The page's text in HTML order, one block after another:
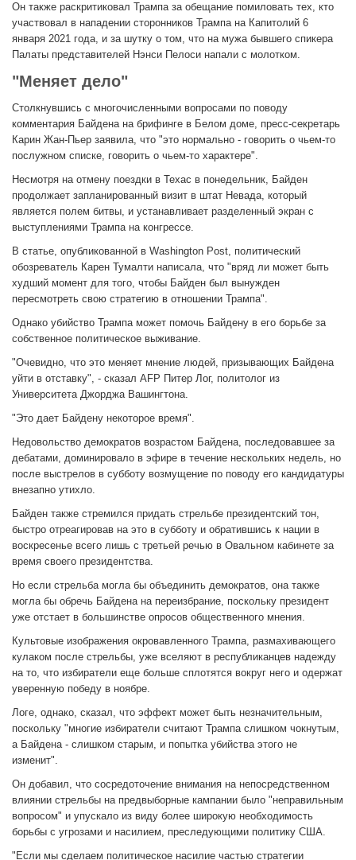
Он также раскритиковал Трампа за обещание помиловать тех, кто
участвовал в нападении сторонников Трампа на Капитолий 6
января 2021 года, и за шутку о том, что на мужа бывшего спикера
Палаты представителей Нэнси Пелоси напали с молотком.
"Меняет дело"
Столкнувшись с многочисленными вопросами по поводу
комментария Байдена на брифинге в Белом доме, пресс-секретарь
Карин Жан-Пьер заявила, что "это нормально - говорить о чьем-то
послужном списке, говорить о чьем-то характере".
Несмотря на отмену поездки в Техас в понедельник, Байден
продолжает запланированный визит в штат Невада, который
является полем битвы, и устанавливает разделенный экран с
выступлениями Трампа на конгрессе.
В статье, опубликованной в Washington Post, политический
обозреватель Карен Тумалти написала, что "вряд ли может быть
худший момент для того, чтобы Байден был вынужден
пересмотреть свою стратегию в отношении Трампа".
Однако убийство Трампа может помочь Байдену в его борьбе за
собственное политическое выживание.
"Очевидно, что это меняет мнение людей, призывающих Байдена
уйти в отставку", - сказал AFP Питер Лог, политолог из
Университета Джорджа Вашингтона.
"Это дает Байдену некоторое время".
Недовольство демократов возрастом Байдена, последовавшее за
дебатами, доминировало в эфире в течение нескольких недель, но
после выстрелов в субботу возмущение по поводу его кандидатуры
внезапно утихло.
Байден также стремился придать стрельбе президентский тон,
быстро отреагировав на это в субботу и обратившись к нации в
воскресенье всего лишь с третьей речью в Овальном кабинете за
время своего президентства.
Но если стрельба могла бы объединить демократов, она также
могла бы обречь Байдена на переизбрание, поскольку президент
уже отстает в большинстве опросов общественного мнения.
Культовые изображения окровавленного Трампа, размахивающего
кулаком после стрельбы, уже вселяют в республиканцев надежду
на то, что избиратели еще больше сплотятся вокруг него и одержат
уверенную победу в ноябре.
Логе, однако, сказал, что эффект может быть незначительным,
поскольку "многие избиратели считают Трампа слишком чокнутым,
а Байдена - слишком старым, и попытка убийства этого не
изменит".
Он добавил, что сосредоточение внимания на непосредственном
влиянии стрельбы на предвыборные кампании было "неправильным
вопросом" и упускало из виду более широкую необходимость
борьбы с угрозами и насилием, преследующими политику США.
"Если мы сделаем политическое насилие частью стратегии